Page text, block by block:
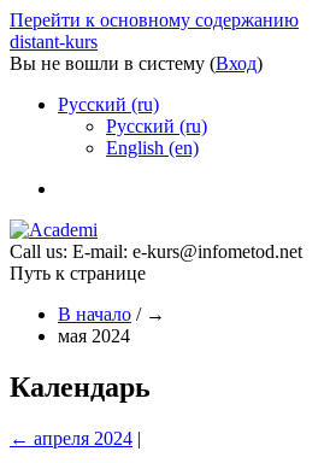
Перейти к основному содержанию
distant-kurs
Вы не вошли в систему (Вход)
Русский ‎(ru)‎
Русский ‎(ru)‎
English ‎(en)‎
Call us: E-mail: e-kurs@infometod.net
Путь к странице
В начало / →
мая 2024
Календарь
← апреля 2024 |